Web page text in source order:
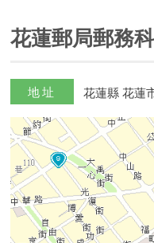
花蓮郵局郵務
地址 花蓮縣 花蓮